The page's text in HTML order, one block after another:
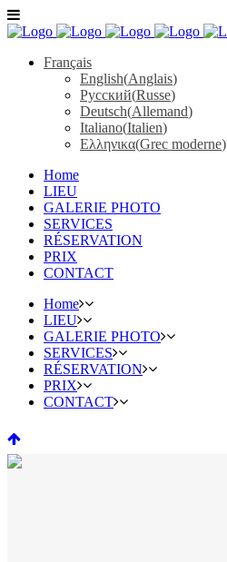
Français
English(Anglais)
Русский(Russe)
Deutsch(Allemand)
Italiano(Italien)
Ελληνικα(Grec moderne)
Home
LIEU
GALERIE PHOTO
SERVICES
RÉSERVATION
PRIX
CONTACT
Home
LIEU
GALERIE PHOTO
SERVICES
RÉSERVATION
PRIX
CONTACT